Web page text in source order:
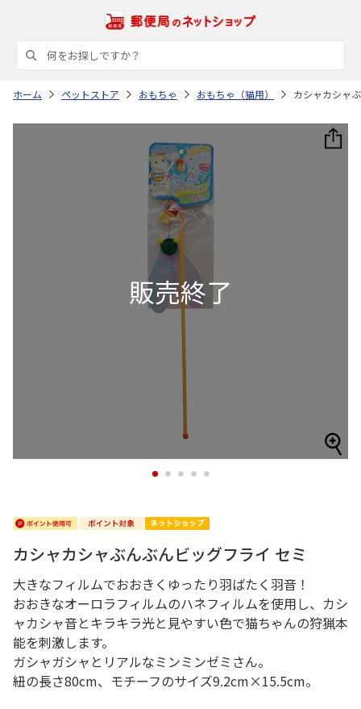
ホーム ペットストア おもちゃ おもちゃ（猫用） カシャカシャ
1 2 3 4 5
カシャカシャぶんぶんビッグフライ セミ
大きなフィルムでおおきくゆったり羽ばたく羽音！
おおきなオーロラフィルムのハネフィルムを使用し、カシ
ャカシャ音とキラキラ光と見やすい色で猫ちゃんの狩猟本
能を刺激します。
ガシャガシャとリアルなミンミンゼミさん。
紐の長さ80cm、モチーフのサイズ9.2cm×15.5cm。